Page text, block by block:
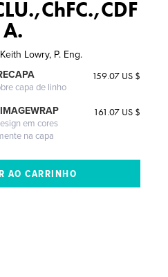
A.
Lowry, P. Eng.
capa de linho
159.07 US $
em cores
na capa
161.07 US $